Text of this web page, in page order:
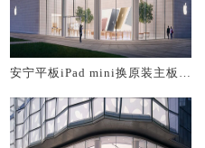
安宁平板iPad mini换原装主板维